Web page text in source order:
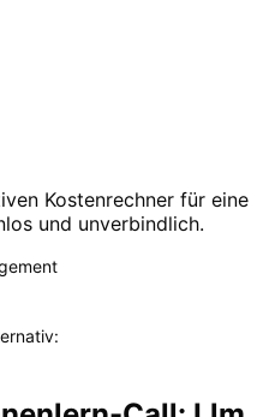
Kostenrechner für eine
und unverbindlich.